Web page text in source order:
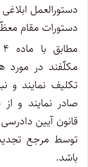
دستورالعمل
دستورات مقام
مکلّفند در
تکلیف نمایند و
قانون آیین
توسط مرجع
باشد.